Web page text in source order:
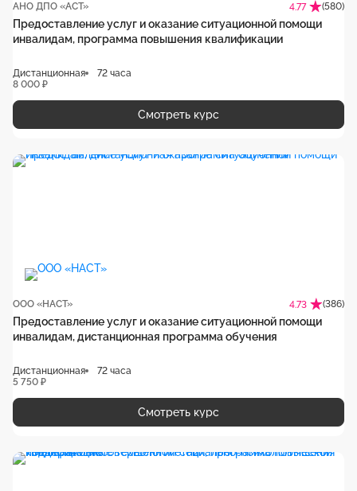
АНО ДПО «АСТ» 4.77 (580)
Предоставление услуг и оказание ситуационной помощи
инвалидам, программа повышения квалификации
Дистанционная
72 часа
8 000 ₽
Смотреть курс
ООО «НАСТ» 4.73 (386)
Предоставление услуг и оказание ситуационной помощи
инвалидам, дистанционная программа обучения
Дистанционная
72 часа
5 750 ₽
Смотреть курс